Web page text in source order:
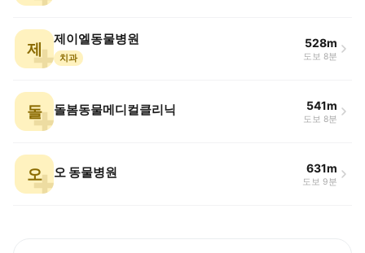
제
제이엘동물병원
치과
528m
도보 8분
돌 돌봄동물메디컬클리닉 541m
도보 8분
오 오 동물병원 631m
도보 9분